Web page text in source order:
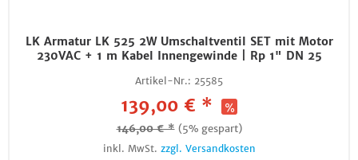
LK Armatur LK 525 2W Umschaltventil SET mit Motor
230VAC + 1 m Kabel Innengewinde | Rp 1" DN 25
Artikel-Nr.: 25585
139,00 € *
146,00 € * (5% gespart)
inkl. MwSt. zzgl. Versandkosten